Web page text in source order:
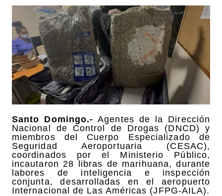
Santo Domingo.- Agentes de la Dirección
Nacional de Control de Drogas (DNCD) y
miembros del Cuerpo Especializado de
Seguridad Aeroportuaria (CESAC),
coordinados por el Ministerio Público,
incautaron 28 libras de marihuana, durante
labores de inteligencia e inspección
conjunta, desarrolladas en el aeropuerto
Internacional de Las Américas (JFPG-AILA).